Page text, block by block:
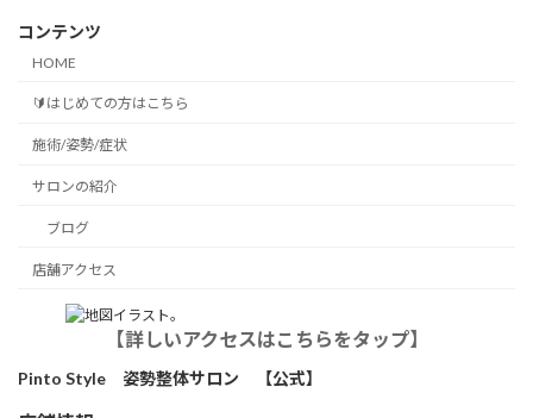
コンテンツ
HOME
🔰はじめての方はこちら
施術/姿勢/症状
サロンの紹介
ブログ
店舗アクセス
【詳しいアクセスはこちらをタップ】
Pinto Style 姿勢整体サロン 【公式】